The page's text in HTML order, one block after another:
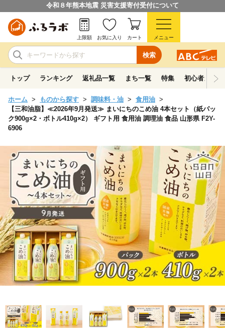
令和８年熊本地震 災害支援寄付受付について
検索
上限額 お気に入り カート メニュー
トップ ランキング 返礼品一覧 まち一覧 特集 初心者ガイド
ホーム ものから探す 調味料・油
食用油
【三和油脂】≪2026年9月発送≫ まいにちのこめ油 4本セット（紙パッ
ク900g×2・ボトル410g×2） ギフト用 食用油 調理油 食品 山形県 F2Y-
6906